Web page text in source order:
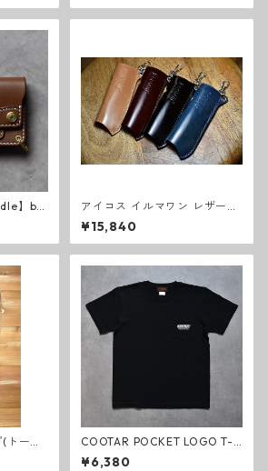
】br
アイコス イルマワン レザーカ
バー コードバン
¥15,840
トート
COOTAR POCKET LOGO T-s
hirt black
¥6,380